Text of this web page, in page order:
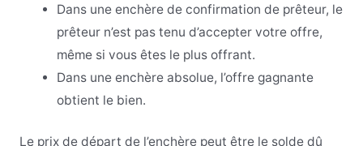
Dans une enchère de confirmation de prêteur, le
prêteur n’est pas tenu d’accepter votre offre,
même si vous êtes le plus offrant.
Dans une enchère absolue, l’offre gagnante
obtient le bien.
Le prix de départ de l’enchère peut être le solde dû